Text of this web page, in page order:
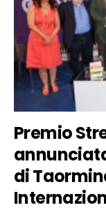
Premio
di